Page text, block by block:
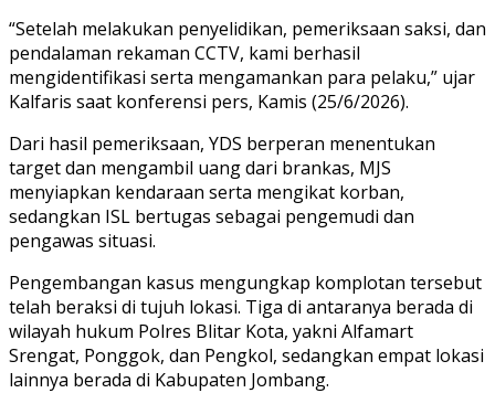
“Setelah melakukan penyelidikan, pemeriksaan saksi, dan
pendalaman rekaman CCTV, kami berhasil
mengidentifikasi serta mengamankan para pelaku,” ujar
Kalfaris saat konferensi pers, Kamis (25/6/2026).
Dari hasil pemeriksaan, YDS berperan menentukan
target dan mengambil uang dari brankas, MJS
menyiapkan kendaraan serta mengikat korban,
sedangkan ISL bertugas sebagai pengemudi dan
pengawas situasi.
Pengembangan kasus mengungkap komplotan tersebut
telah beraksi di tujuh lokasi. Tiga di antaranya berada di
wilayah hukum Polres Blitar Kota, yakni Alfamart
Srengat, Ponggok, dan Pengkol, sedangkan empat lokasi
lainnya berada di Kabupaten Jombang.